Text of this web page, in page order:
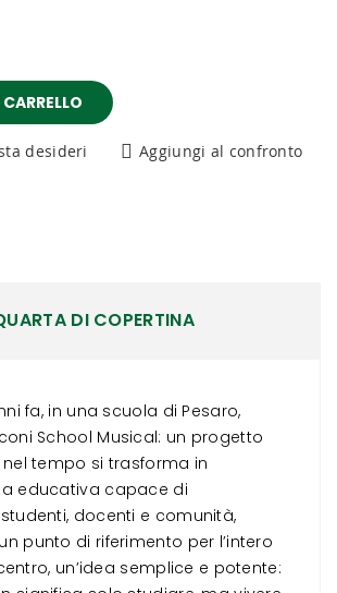
desideri Aggiungi al confronto
DI COPERTINA
fa, in una scuola di Pesaro,
School Musical: un progetto
tempo si trasforma in
educativa capace di
docenti e comunità,
punto di riferimento per l’intero
un’idea semplice e potente: